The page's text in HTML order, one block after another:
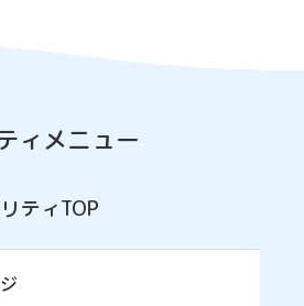
ィメニュー
ティTOP